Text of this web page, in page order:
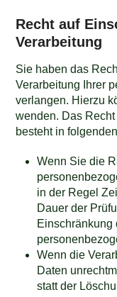
Recht auf
Verarbeitung
Sie haben das
Verarbeitung Ihrer
verlangen. Hierzu
wenden. Das
besteht in
Wenn Sie die
in der Regel
Dauer der
Einschränkung
Wenn die
Daten
statt der